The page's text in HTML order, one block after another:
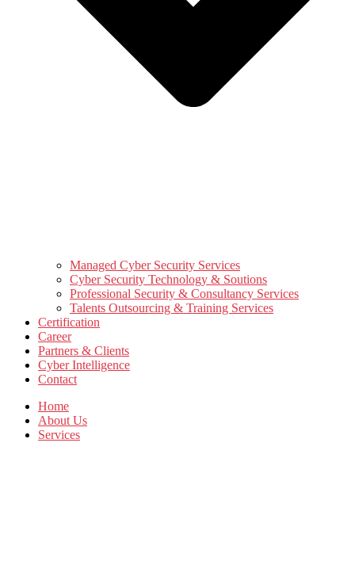
Managed Cyber Security Services
Cyber Security Technology & Soutions
Professional Security & Consultancy Services
Talents Outsourcing & Training Services
Certification
Career
Partners & Clients
Cyber Intelligence
Contact
Home
About Us
Services